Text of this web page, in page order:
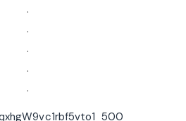
.
.
.
.
.